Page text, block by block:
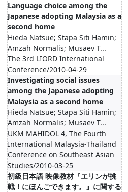
Language choice among the
Japanese adopting Malaysia as a
second home
Hieda Natsue; Stapa Siti Hamin;
Amzah Normalis; Musaev T...
The 3rd LIORD International
Conference/2010-04-29
Investigating social issues
among the Japanese adopting
Malaysia as a second home
Hieda Natsue; Stapa Siti Hamin;
Amzah Normalis; Musaev T...
UKM MAHIDOL 4, The Fourth
International Malaysia-Thailand
Conference on Southeast Asian
Studies/2010-03-25
初級日本語 映像教材『エリンが挑
戦！にほんごできます。』に関する